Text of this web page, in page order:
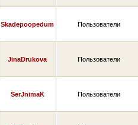
Skadepoopedum Пользователи
JinaDrukova Пользователи
SerJnimaK Пользователи